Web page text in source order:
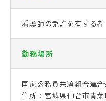
看護師の免許を有する者
勤務場所
国家公務員共済組合連
住所：宮城県仙台市青葉